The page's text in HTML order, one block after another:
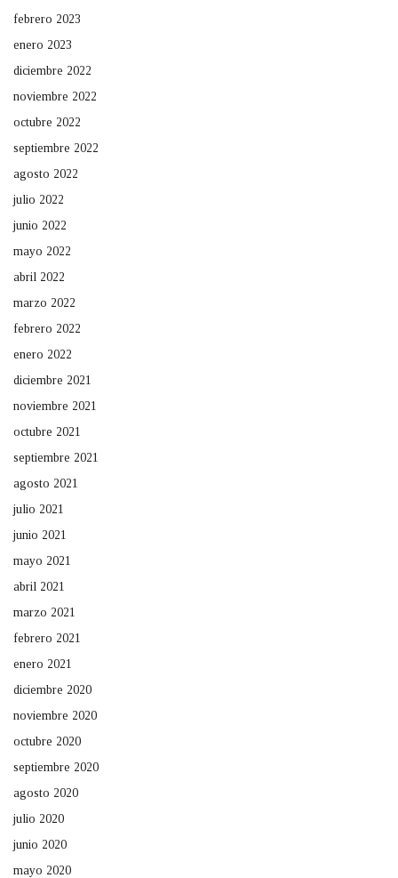
febrero 2023
enero 2023
diciembre 2022
noviembre 2022
octubre 2022
septiembre 2022
agosto 2022
julio 2022
junio 2022
mayo 2022
abril 2022
marzo 2022
febrero 2022
enero 2022
diciembre 2021
noviembre 2021
octubre 2021
septiembre 2021
agosto 2021
julio 2021
junio 2021
mayo 2021
abril 2021
marzo 2021
febrero 2021
enero 2021
diciembre 2020
noviembre 2020
octubre 2020
septiembre 2020
agosto 2020
julio 2020
junio 2020
mayo 2020